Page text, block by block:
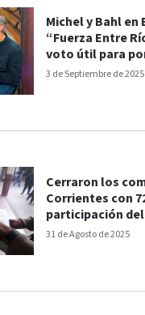
3 de Septiembre de 2025
Michel y Bahl en
“Fuerza Entre
voto útil para
ajuste de Milei”
31 de Agosto de 2025
Cerraron los
Corrientes con
participación del
hora se